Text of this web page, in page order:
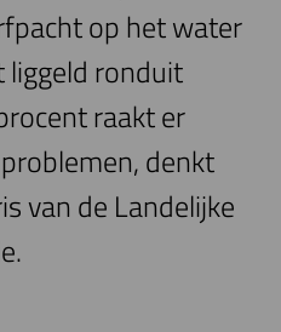
op het water
liggeld ronduit
raakt er
denkt
van de Landelijke